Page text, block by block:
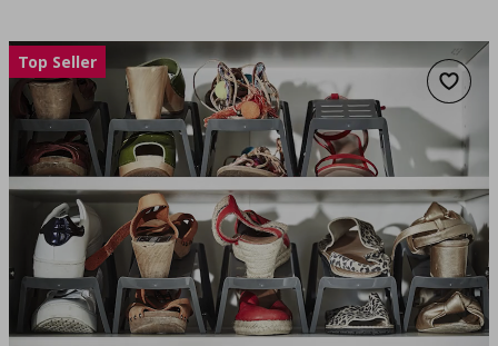
Top Seller